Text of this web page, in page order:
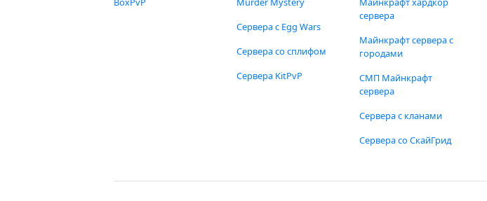
Сервера с Egg Wars
Сервера со сплифом
Сервера KitPvP
сервера
Майнкрафт сервера с
городами
СМП Майнкрафт
сервера
Сервера с кланами
Сервера со СкайГрид